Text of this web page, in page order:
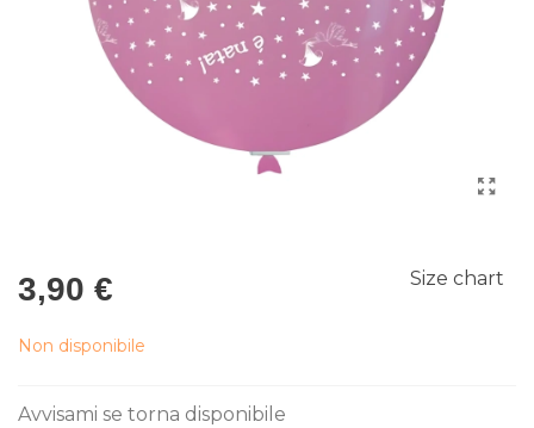
3,90 € Size chart
Non disponibile
Avvisami se torna disponibile